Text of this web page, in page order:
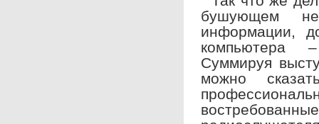
бушующем
информации,
компьютера
Суммируя
можно